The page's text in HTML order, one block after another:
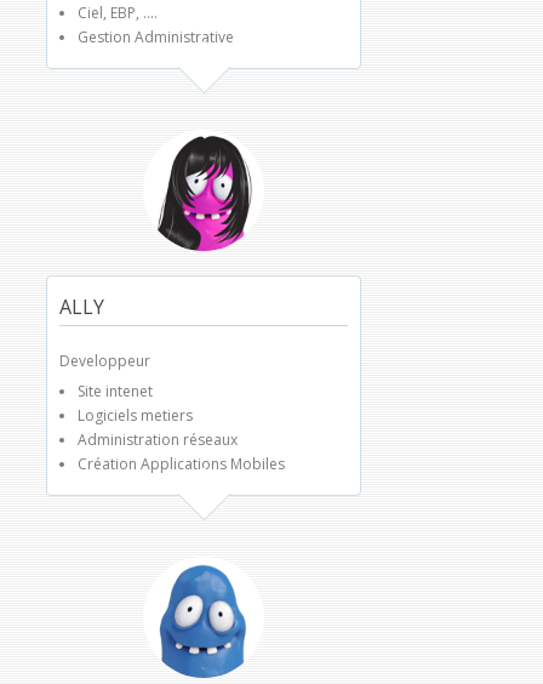
Ciel, EBP, ....
Gestion Administrative
ALLY
Developpeur
Site intenet
Logiciels metiers
Administration réseaux
Création Applications Mobiles